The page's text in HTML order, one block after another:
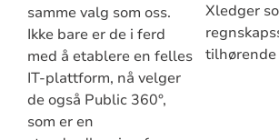
samme valg som oss.
Ikke bare er de i ferd
med å etablere en felles
IT-plattform, nå velger
de også Public 360°,
som er en
Xledger